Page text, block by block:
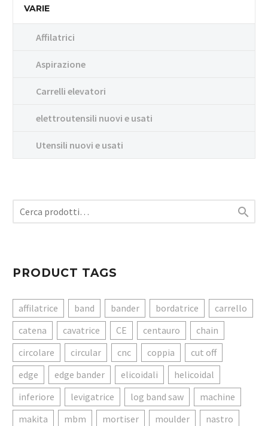
VARIE
Affilatrici
Aspirazione
Carrelli elevatori
elettroutensili nuovi e usati
Utensili nuovi e usati

PRODUCT TAGS
affilatrice band bander bordatrice
carrello
catena
cavatrice CE centauro
chain
circolare
circular cnc coppia
cut off
edge
edge bander elicoidali
helicoidal
inferiore
levigatrice log band saw
machine
makita
mbm mortiser moulder
nastro